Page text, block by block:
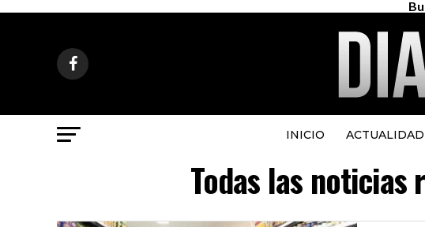
INICIO ACTUALIDAD
Todas las